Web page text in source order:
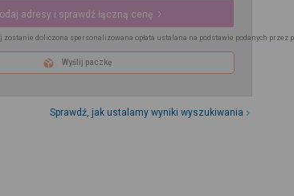
adresy i sprawdź łączną cenę
zostanie doliczona spersonalizowana opłata ustalana na podstawie podanych przez
Wyślij paczkę
Sprawdź, jak ustalamy wyniki wyszukiwania